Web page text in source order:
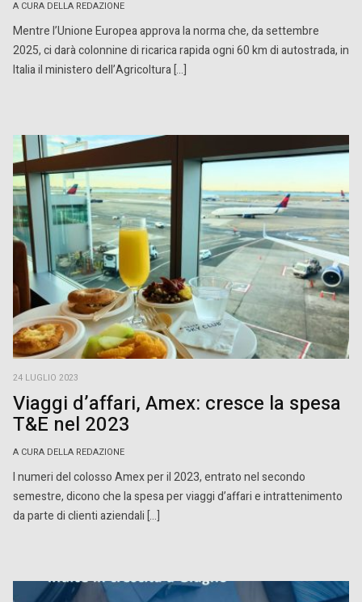
A CURA DELLA REDAZIONE
Mentre l’Unione Europea approva la norma che, da settembre
2025, ci darà colonnine di ricarica rapida ogni 60 km di autostrada, in
Italia il ministero dell’Agricoltura […]
24 LUGLIO 2023
Viaggi d’affari, Amex: cresce la spesa
T&E nel 2023
A CURA DELLA REDAZIONE
I numeri del colosso Amex per il 2023, entrato nel secondo
semestre, dicono che la spesa per viaggi d’affari e intrattenimento
da parte di clienti aziendali […]